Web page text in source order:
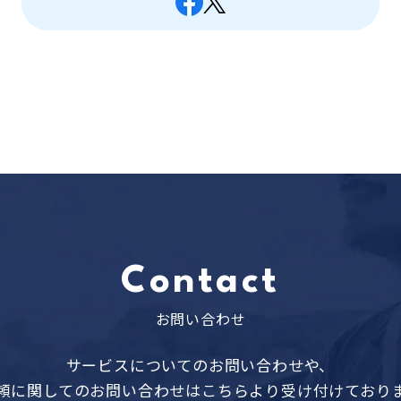
Contact
お問い合わせ
サービスについてのお問い合わせや、
に関してのお問い合わせはこちらより 受け付けており